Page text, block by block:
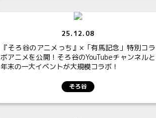
25.12.08
『そろ谷のアニメっち』×「有馬記念」特別コラ
ボアニメを公開！そろ谷のYouTubeチャンネルと
年末の一大イベントが大規模コラボ！
そろ谷